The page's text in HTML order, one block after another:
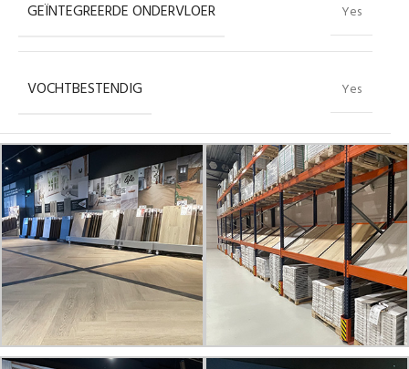
GEÏNTEGREERDE ONDERVLOER Yes
VOCHTBESTENDIG Yes